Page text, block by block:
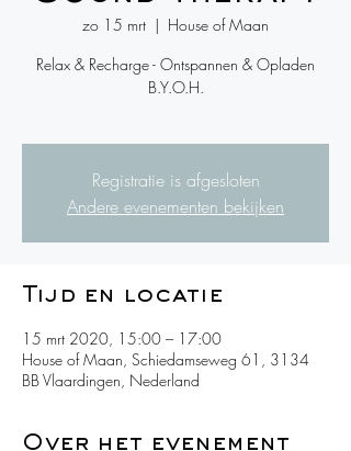
zo 15 mrt
  |
House of Maan
Relax & Recharge - Ontspannen & Opladen
B.Y.O.H.
Registratie is afgesloten
Andere evenementen bekijken
Tijd en locatie
15 mrt 2020, 15:00 – 17:00
House of Maan, Schiedamseweg 61, 3134
BB Vlaardingen, Nederland
Over het evenement